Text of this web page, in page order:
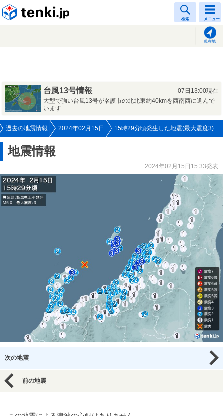
検索 メニュー
現在地
台風13号情報
07日13:00現在
大型で強い台風13号が名護市の北北東約40kmを西南西に進んで
います
過去の地震情報 2024年02月15日 15時29分頃発生した地震(最大震度3)
地震情報
2024年02月15日15:33発表
次の地震
前の地震